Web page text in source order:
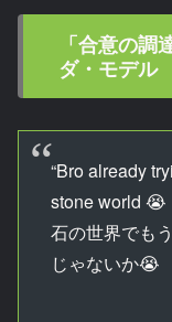
「合意の
ダ・モデル
“Bro already
stone world 😭
石の世界でも
じゃないか😭